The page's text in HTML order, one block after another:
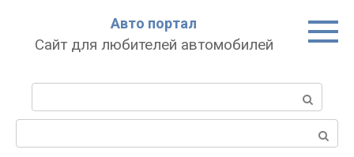
Авто портал
Сайт для любителей автомобилей